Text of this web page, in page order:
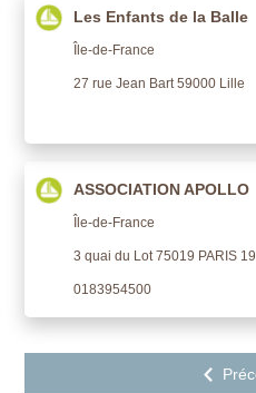
Les Enfants de la Balle
Île-de-France
27 rue Jean Bart 59000 Lille
ASSOCIATION APOLLO
Île-de-France
3 quai du Lot 75019 PARIS 19
0183954500